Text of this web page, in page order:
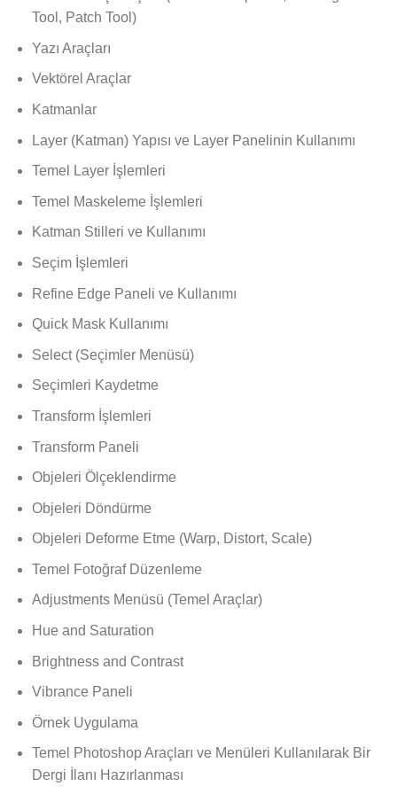
Tool, Patch Tool)
Yazı Araçları
Vektörel Araçlar
Katmanlar
Layer (Katman) Yapısı ve Layer Panelinin Kullanımı
Temel Layer İşlemleri
Temel Maskeleme İşlemleri
Katman Stilleri ve Kullanımı
Seçim İşlemleri
Refine Edge Paneli ve Kullanımı
Quick Mask Kullanımı
Select (Seçimler Menüsü)
Seçimleri Kaydetme
Transform İşlemleri
Transform Paneli
Objeleri Ölçeklendirme
Objeleri Döndürme
Objeleri Deforme Etme (Warp, Distort, Scale)
Temel Fotoğraf Düzenleme
Adjustments Menüsü (Temel Araçlar)
Hue and Saturation
Brightness and Contrast
Vibrance Paneli
Örnek Uygulama
Temel Photosho​p Araçları ve Menüleri Kullanılarak Bir
Dergi İlanı Hazırlanması